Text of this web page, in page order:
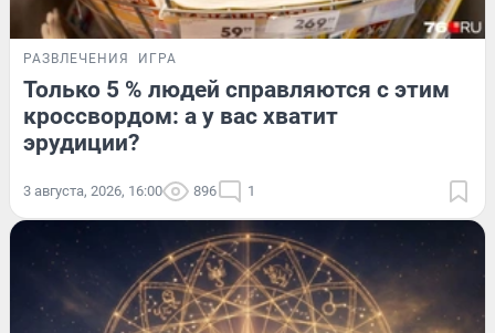
РАЗВЛЕЧЕНИЯ ИГРА
Только 5 % людей справляются с этим
кроссвордом: а у вас хватит
эрудиции?
3 августа, 2026, 16:00 896 1